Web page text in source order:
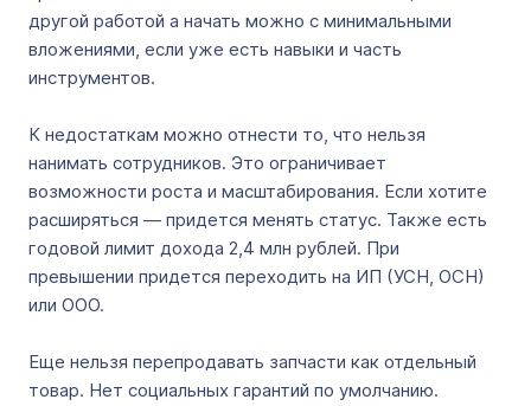
другой работой а начать можно с минимальными
вложениями, если уже есть навыки и часть
инструментов.
К недостаткам можно отнести то, что нельзя
нанимать сотрудников. Это ограничивает
возможности роста и масштабирования. Если хотите
расширяться ― придется менять статус. Также есть
годовой лимит дохода 2,4 млн рублей. При
превышении придется переходить на ИП (УСН, ОСН)
или ООО.
Еще нельзя перепродавать запчасти как отдельный
товар. Нет социальных гарантий по умолчанию.